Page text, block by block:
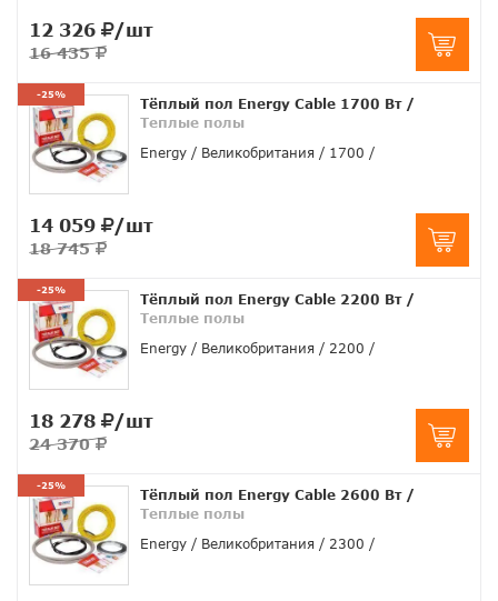
12 326 /шт
16 435
-25%
Тёплый пол Energy Cable 1700 Вт/
Теплые полы
Energy
Великобритания 1700
14 059 /шт
18 745
-25%
Тёплый пол Energy Cable 2200 Вт/
Теплые полы
Energy
Великобритания 2200
18 278 /шт
24 370
-25%
Тёплый пол Energy Cable 2600 Вт/
Теплые полы
Energy
Великобритания 2300